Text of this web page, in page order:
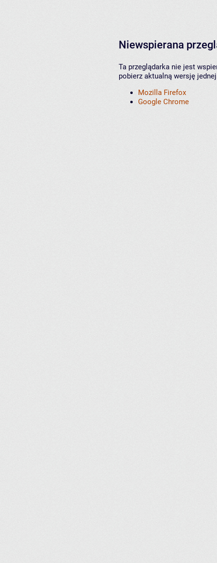
Niewspierana
Ta przeglądarka nie jest
pobierz aktualną wersję
Mozilla Firefox
Google Chrome